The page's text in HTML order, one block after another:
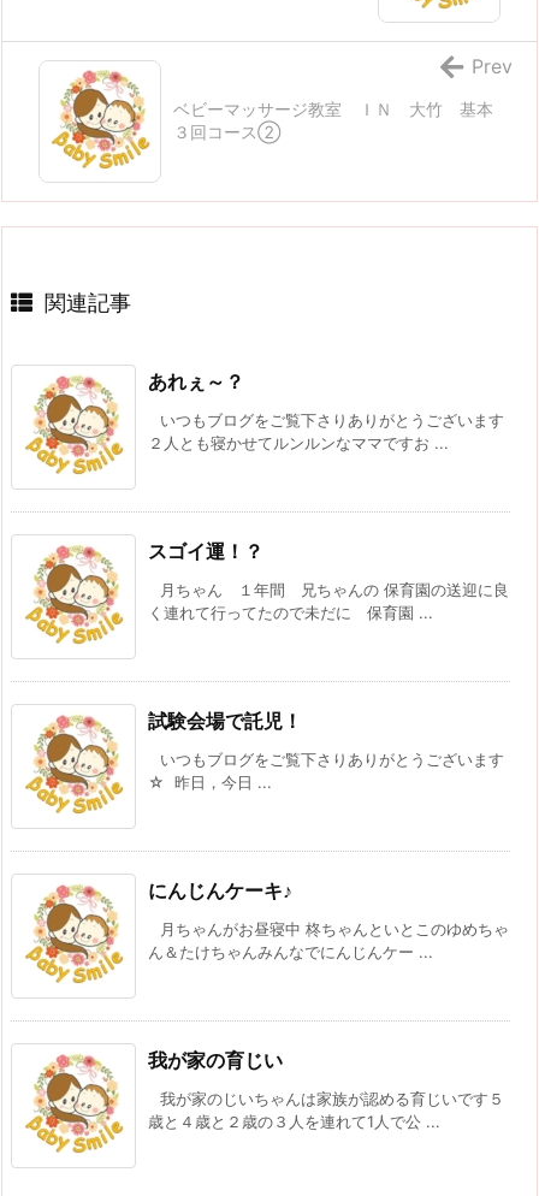
ベビーマッサージ教室 ＩＮ 大竹 基本
３回コース②
Prev
関連記事
あれぇ～？
いつもブログをご覧下さりありがとうございます
２人とも寝かせてルンルンなママですお ...
スゴイ運！？
月ちゃん １年間 兄ちゃんの 保育園の送迎に良
く連れて行ってたので未だに 保育園 ...
試験会場で託児！
いつもブログをご覧下さりありがとうございます
☆ 昨日，今日 ...
にんじんケーキ♪
月ちゃんがお昼寝中 柊ちゃんといとこのゆめちゃ
ん＆たけちゃんみんなでにんじんケー ...
我が家の育じい
我が家のじいちゃんは家族が認める育じいです５
歳と４歳と２歳の３人を連れて1人で公 ...